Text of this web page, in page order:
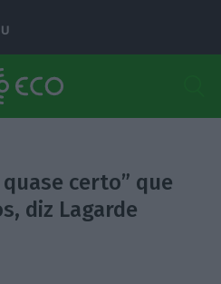
quase certo” que
diz Lagarde